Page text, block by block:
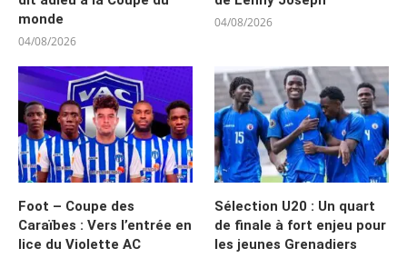
monde
04/08/2026
04/08/2026
Foot – Coupe des
Caraïbes : Vers l’entrée en
lice du Violette AC
Sélection U20 : Un quart
de finale à fort enjeu pour
les jeunes Grenadiers